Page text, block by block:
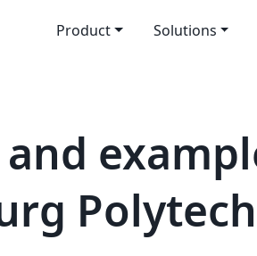
Product Solutions
and